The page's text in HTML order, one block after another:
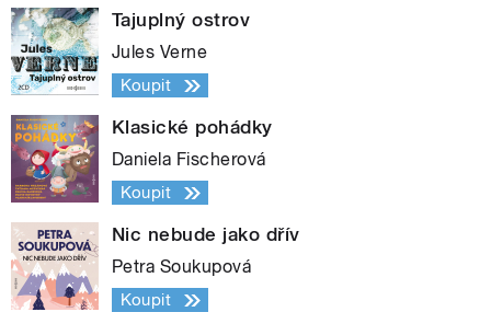
Tajuplný ostrov
Jules Verne
Koupit
Klasické pohádky
Daniela Fischerová
Koupit
Nic nebude jako dřív
Petra Soukupová
Koupit